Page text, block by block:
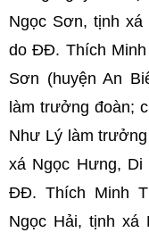
Ngọc Sơn, tịnh
do ĐĐ. Thích
Sơn (huyện An
làm trưởng đoàn;
Như Lý làm
xá Ngọc Hưng,
ĐĐ. Thích Minh
Ngọc Hải, tịnh xá